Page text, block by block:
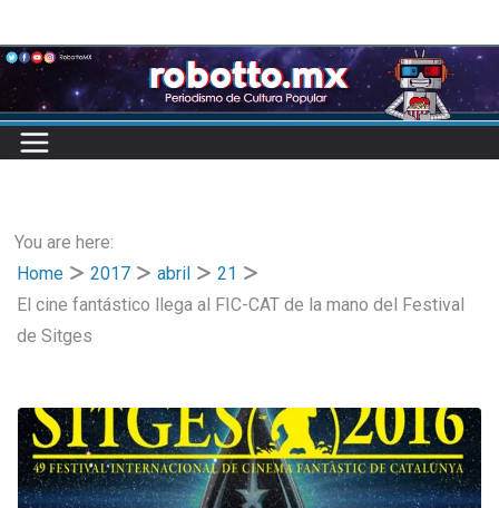
to
content
You are here:
Home
2017 abril
21
El cine fantástico llega al FIC-CAT de la mano del Festival
de Sitges